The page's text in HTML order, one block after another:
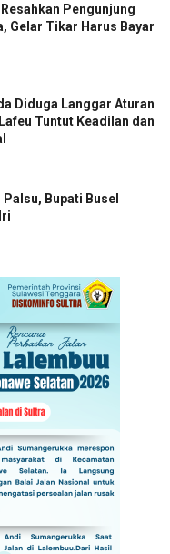
Pengunjung
Gelar Tikar Harus Bayar
Diduga Langgar Aturan
Tuntut Keadilan dan
Bupati Busel